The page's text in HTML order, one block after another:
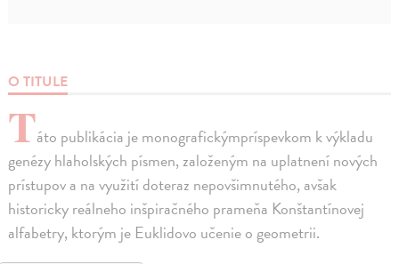
O TITULE
Táto publikácia je monografickýmpríspevkom k výkladu
genézy hlaholských písmen, založeným na uplatnení nových
prístupov a na využití doteraz nepovšimnutého, avšak
historicky reálneho inšpiračného prameňa Konštantínovej
alfabetry, ktorým je Euklidovo učenie o geometrii.